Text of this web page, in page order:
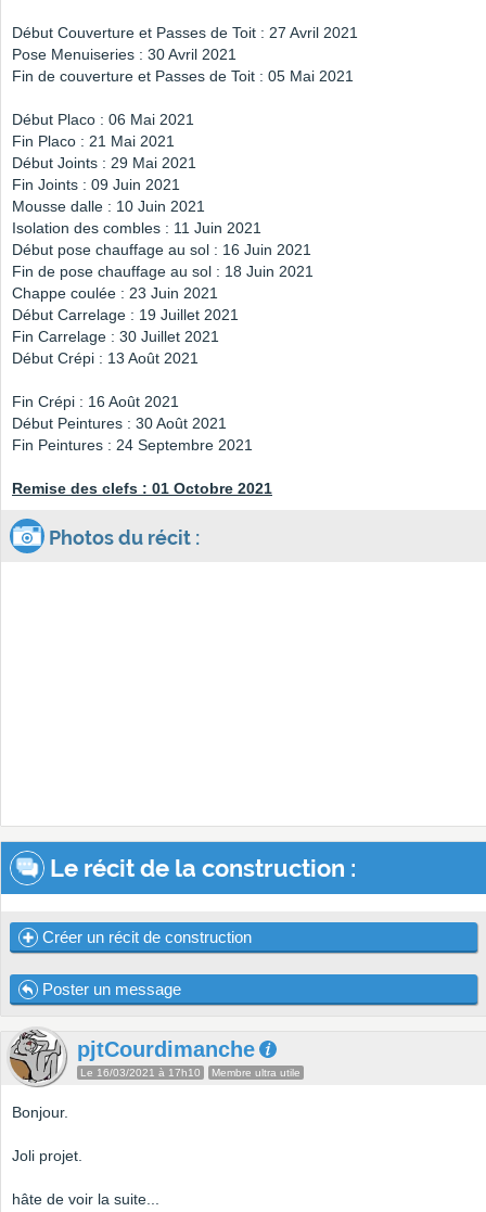
Début Couverture et Passes de Toit : 27 Avril 2021
Pose Menuiseries : 30 Avril 2021
Fin de couverture et Passes de Toit : 05 Mai 2021
Début Placo : 06 Mai 2021
Fin Placo : 21 Mai 2021
Début Joints : 29 Mai 2021
Fin Joints : 09 Juin 2021
Mousse dalle : 10 Juin 2021
Isolation des combles : 11 Juin 2021
Début pose chauffage au sol : 16 Juin 2021
Fin de pose chauffage au sol : 18 Juin 2021
Chappe coulée : 23 Juin 2021
Début Carrelage : 19 Juillet 2021
Fin Carrelage : 30 Juillet 2021
Début Crépi : 13 Août 2021
Fin Crépi : 16 Août 2021
Début Peintures : 30 Août 2021
Fin Peintures : 24 Septembre 2021
Remise des clefs : 01 Octobre 2021
Photos du récit :
Le récit de la construction :
Créer un récit de construction
Poster un message
pjtCourdimanche
Le 16/03/2021 à 17h10 Membre ultra utile
Bonjour.
Joli projet.
hâte de voir la suite...